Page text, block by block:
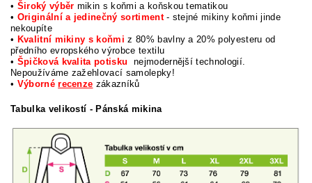
• Široký výběr mikin s koňmi a koňskou tematikou
• Originální a jedinečný sortiment- stejné mikiny koňmi jinde
nekoupíte
• Kvalitní mikiny s koňmi z 80% bavlny a 20% polyesteru od
předního evropského výrobce textilu
• Špičková kvalita potisku
nejmodernější technologií.
Nepoužíváme zažehlovací samolepky!
• Výbornérecenze zákazníků
Tabulka velikostí - Pánská mikina